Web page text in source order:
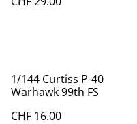
1/144 Curtiss P-40
Warhawk 99th FS
CHF 16.00